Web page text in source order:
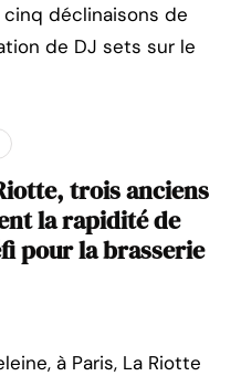
déclinaisons de
de DJ sets sur le
trois anciens
la rapidité de
pour la brasserie
à Paris, La Riotte